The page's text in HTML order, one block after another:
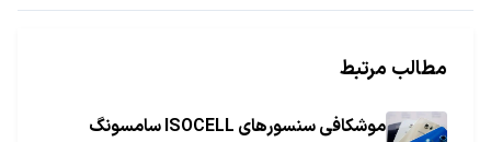
مطالب مرتبط
موشکافی سنسورهای ISOCELL سامسونگ